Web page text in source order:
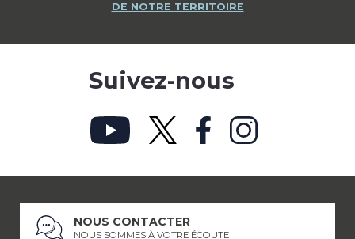
DE NOTRE TERRITOIRE
Suivez-nous
NOUS CONTACTER
NOUS SOMMES À VOTRE ÉCOUTE